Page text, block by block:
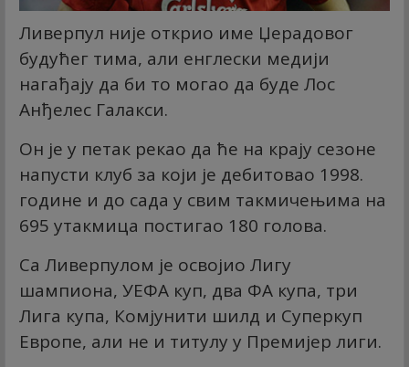
Ливерпул није открио име Џерадовог
будућег тима, али енглески медији
нагађају да би то могао да буде Лос
Анђелес Галакси.
Он је у петак рекао да ће на крају сезоне
напусти клуб за који је дебитовао 1998.
године и до сада у свим такмичењима на
695 утакмица постигао 180 голова.
Са Ливерпулом је освојио Лигу
шампиона, УЕФА куп, два ФА купа, три
Лига купа, Комјунити шилд и Суперкуп
Европе, али не и титулу у Премијер лиги.